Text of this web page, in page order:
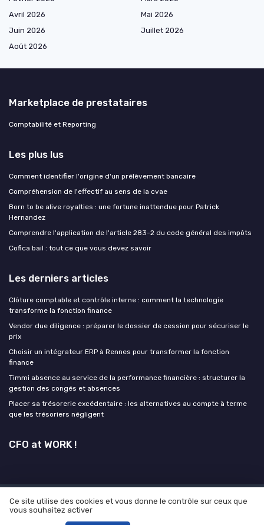
Avril 2026
Mai 2026
Juin 2026
Juillet 2026
Août 2026
Marketplace de prestataires
Comptabilité et Reporting
Les plus lus
Comment identifier l'origine d'un prélèvement bancaire
Compréhension de l'effectif au sens de la cvae
Born to be alive royalties : une fortune inattendue pour Patrick
Hernandez
Comprendre l'application de l'article 283-2 du code général des impôts
Cofica bail : tout ce que vous devez savoir
Les derniers articles
Clôture comptable et contrôle interne : comment la technologie
transforme la fonction finance
Vendor due diligence : préparer le dossier de cession pour sécuriser le
prix
Choisir un intégrateur ERP à Rennes pour transformer la fonction
finance
Timmi absence au service de la performance financière : structurer la
gestion des congés et absences
Placer sa trésorerie excédentaire : les alternatives au compte à terme
que les trésoriers négligent
CFO at WORK !
Mentions légales Politique de confidentialité
Grande
enquête 2025 sur l' IA et les directions financières
Ce site utilise des cookies et vous donne le contrôle sur ceux que
vous souhaitez activer